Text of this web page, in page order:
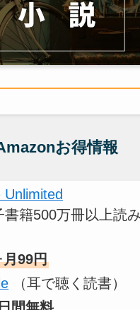
お得情報
Unlimited
書籍500万冊以上読
月99円
（耳で聴く読書）
間無料